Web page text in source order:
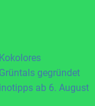
gegründet
ab 6. August